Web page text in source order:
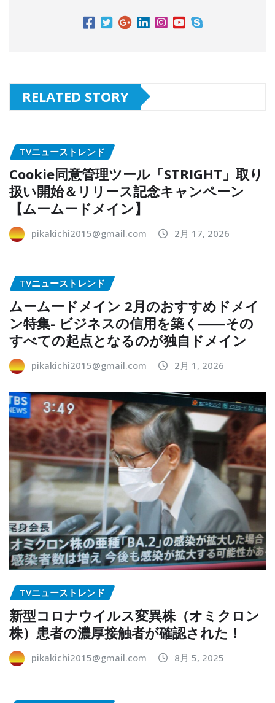
RELATED STORY
TVニューストレンド
Cookie同意管理ツール「STRIGHT」取り
扱い開始＆リリース記念キャンペーン
【ムームードメイン】
pikakichi2015@gmail.com 2月 17, 2026
TVニューストレンド
ムームードメイン 2月のおすすめドメイ
ン特集- ビジネスの信用を築く――その
すべての起点となるのが独自ドメイン
pikakichi2015@gmail.com 2月 1, 2026
TVニューストレンド
新型コロナウイルス変異株（オミクロン
株）患者の濃厚接触者が確認された！
pikakichi2015@gmail.com 8月 5, 2025